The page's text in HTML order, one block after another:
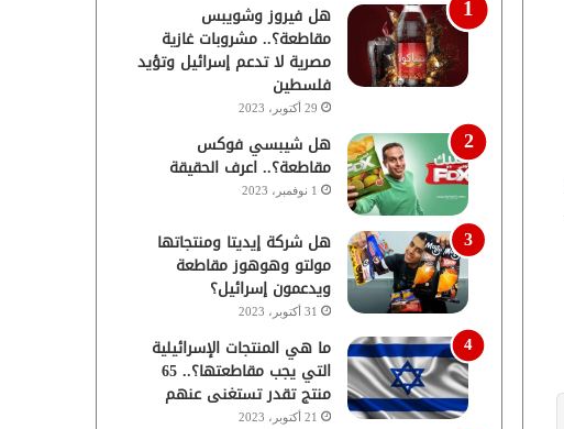
هل فيروز وشويبس
مقاطعة؟.. مشروبات غازية
مصرية لا تدعم إسرائيل وتؤيد
فلسطين
29 أكتوبر، 2023
هل شيبسي فوكس
مقاطعة؟.. اعرف الحقيقة
1 نوفمبر، 2023
هل شركة إيديتا ومنتجاتها
مولتو وهوهوز مقاطعة
ويدعمون إسرائيل؟
31 أكتوبر، 2023
ما هي المنتجات الإسرائيلية
التي يجب مقاطعتها؟.. 65
منتج تقدر تستغنى عنهم
21 أكتوبر، 2023